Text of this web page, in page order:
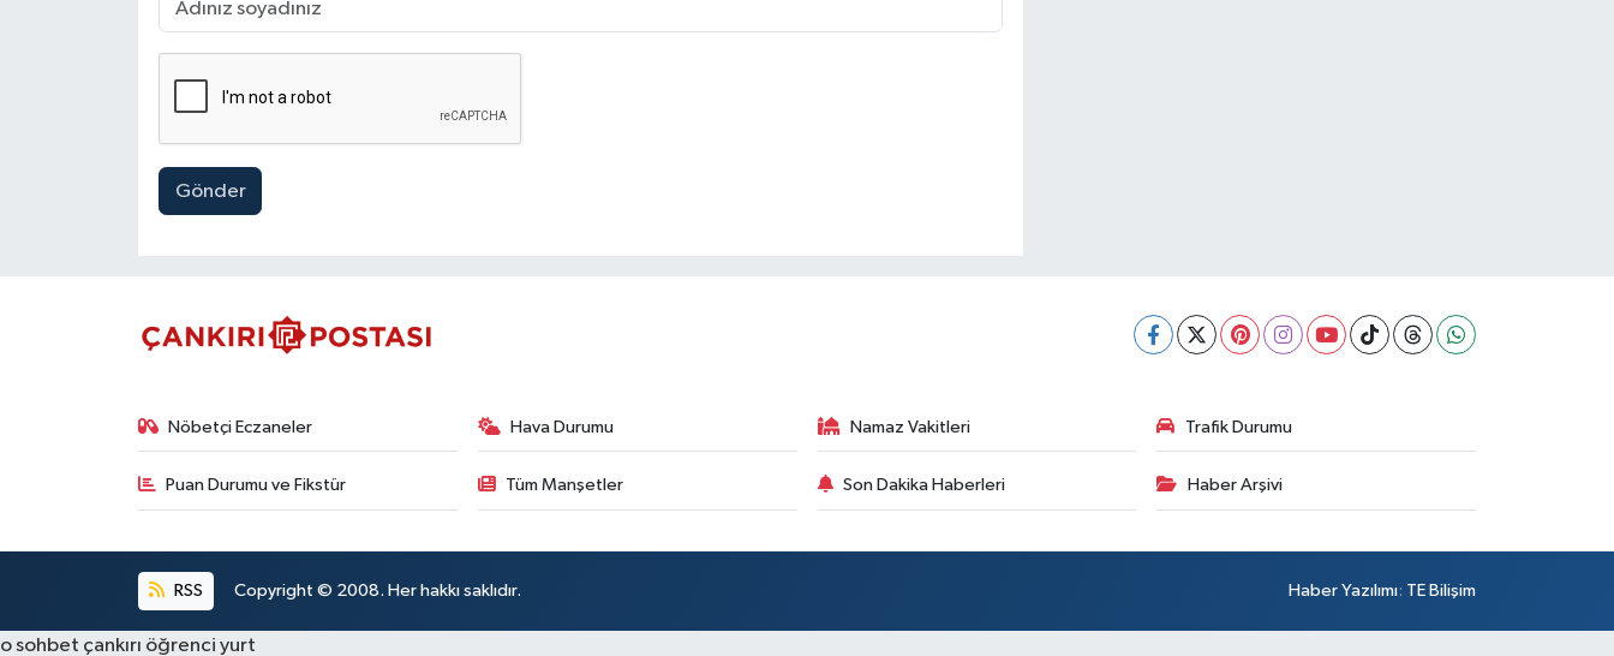
Gönder
Nöbetçi Eczaneler Hava Durumu Namaz Vakitleri Trafik Durumu
Puan Durumu ve Fikstür Tüm Manşetler Son Dakika Haberleri Haber Arşivi
RSS Copyright © 2008. Her hakkı saklıdır. Haber Yazılımı: TE Bilişim
o sohbet çankırı öğrenci yurt